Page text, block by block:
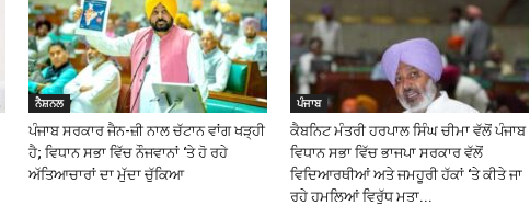
ਨੈਸ਼ਨਲ
ਪੰਜਾਬ ਸਰਕਾਰ ਜੈਨ-ਜ਼ੀ ਨਾਲ ਚੱਟਾਨ ਵਾਂਗ ਖੜ੍ਹੀ
ਹੈ; ਵਿਧਾਨ ਸਭਾ ਵਿੱਚ ਨੌਜਵਾਨਾਂ ‘ਤੇ ਹੋ ਰਹੇ
ਅੱਤਿਆਚਾਰਾਂ ਦਾ ਮੁੱਦਾ ਚੁੱਕਿਆ
ਪੰਜਾਬ
ਕੈਬਨਿਟ ਮੰਤਰੀ ਹਰਪਾਲ ਸਿੰਘ ਚੀਮਾ ਵੱਲੋਂ ਪੰਜਾਬ
ਵਿਧਾਨ ਸਭਾ ਵਿੱਚ ਭਾਜਪਾ ਸਰਕਾਰ ਵੱਲੋਂ
ਵਿਦਿਆਰਥੀਆਂ ਅਤੇ ਜਮਹੂਰੀ ਹੱਕਾਂ ‘ਤੇ ਕੀਤੇ ਜਾ
ਰਹੇ ਹਮਲਿਆਂ ਵਿਰੁੱਧ ਮਤਾ...